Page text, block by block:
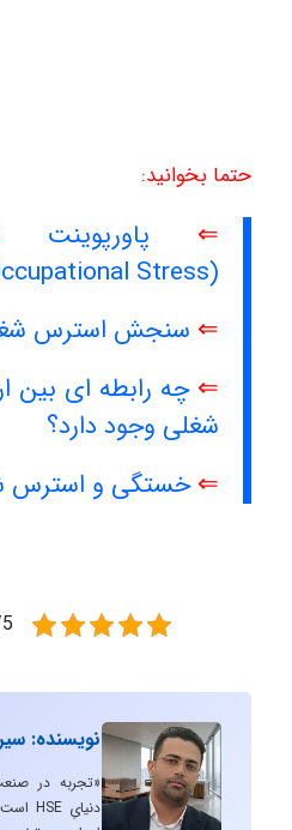
حتما بخوانید:
⇐
(Occupational Stress)
⇐ سنجش استرس
⇐چه رابطه ای بین
شغلی وجود دارد؟
⇐خستگی و استرس
5/5
نویسنده:
«تجربه در